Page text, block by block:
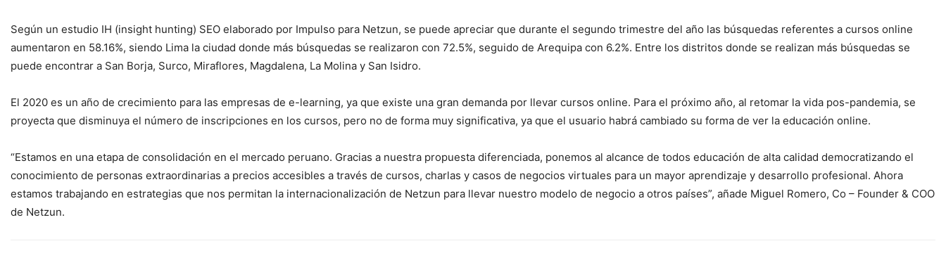
Según un estudio IH (insight hunting) SEO elaborado por Impulso para Netzun, se puede apreciar que durante el segundo trimestre del año las búsquedas referentes a cursos online
aumentaron en 58.16%, siendo Lima la ciudad donde más búsquedas se realizaron con 72.5%, seguido de Arequipa con 6.2%. Entre los distritos donde se realizan más búsquedas se
puede encontrar a San Borja, Surco, Miraflores, Magdalena, La Molina y San Isidro.
El 2020 es un año de crecimiento para las empresas de e-learning, ya que existe una gran demanda por llevar cursos online. Para el próximo año, al retomar la vida pos-pandemia, se
proyecta que disminuya el número de inscripciones en los cursos, pero no de forma muy significativa, ya que el usuario habrá cambiado su forma de ver la educación online.
“Estamos en una etapa de consolidación en el mercado peruano. Gracias a nuestra propuesta diferenciada, ponemos al alcance de todos educación de alta calidad democratizando el
conocimiento de personas extraordinarias a precios accesibles a través de cursos, charlas y casos de negocios virtuales para un mayor aprendizaje y desarrollo profesional. Ahora
estamos trabajando en estrategias que nos permitan la internacionalización de Netzun para llevar nuestro modelo de negocio a otros países”, añade Miguel Romero, Co – Founder & COO
de Netzun.